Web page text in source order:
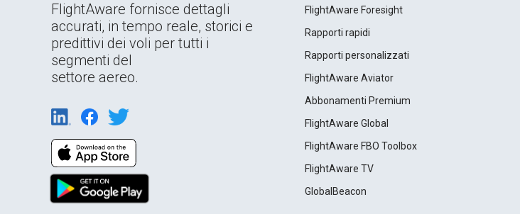
FlightAware fornisce dettagli
accurati, in tempo reale, storici e
predittivi dei voli per tutti i
segmenti del
settore aereo.
FlightAware Foresight
Rapporti rapidi
Rapporti personalizzati
FlightAware Aviator
Abbonamenti Premium
FlightAware Global
FlightAware FBO Toolbox
FlightAware TV
GlobalBeacon